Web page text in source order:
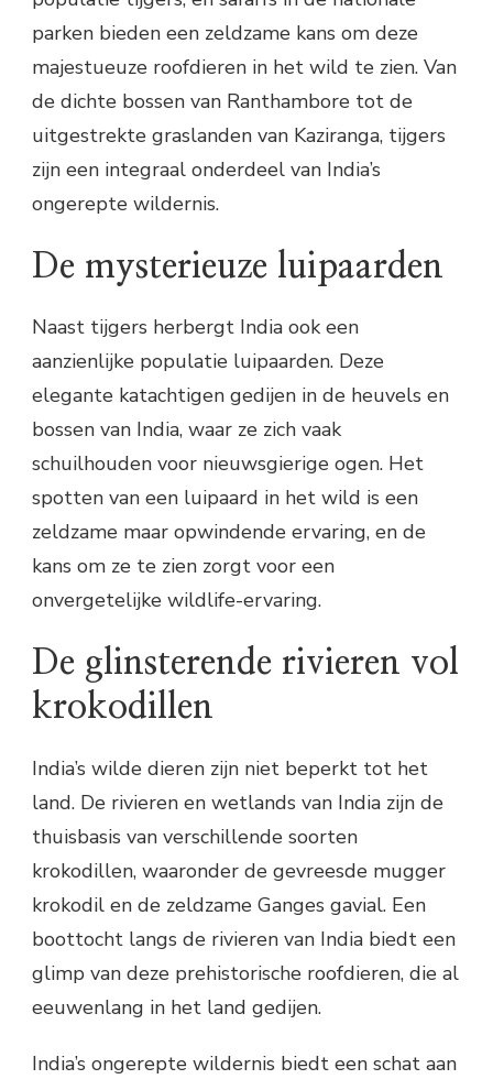
parken bieden een zeldzame kans om deze
majestueuze roofdieren in het wild te zien. Van
de dichte bossen van Ranthambore tot de
uitgestrekte graslanden van Kaziranga, tijgers
zijn een integraal onderdeel van India’s
ongerepte wildernis.
De mysterieuze luipaarden
Naast tijgers herbergt India ook een
aanzienlijke populatie luipaarden. Deze
elegante katachtigen gedijen in de heuvels en
bossen van India, waar ze zich vaak
schuilhouden voor nieuwsgierige ogen. Het
spotten van een luipaard in het wild is een
zeldzame maar opwindende ervaring, en de
kans om ze te zien zorgt voor een
onvergetelijke wildlife-ervaring.
De glinsterende rivieren vol
krokodillen
India’s wilde dieren zijn niet beperkt tot het
land. De rivieren en wetlands van India zijn de
thuisbasis van verschillende soorten
krokodillen, waaronder de gevreesde mugger
krokodil en de zeldzame Ganges gavial. Een
boottocht langs de rivieren van India biedt een
glimp van deze prehistorische roofdieren, die al
eeuwenlang in het land gedijen.
India’s ongerepte wildernis biedt een schat aan